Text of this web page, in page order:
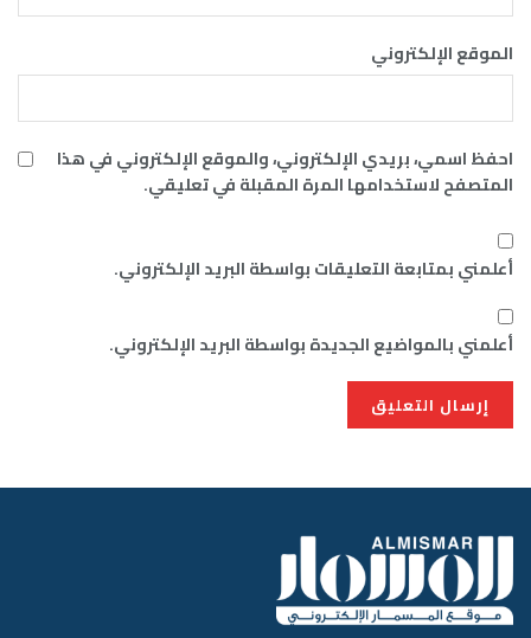
الموقع الإلكتروني
احفظ اسمي، بريدي الإلكتروني، والموقع الإلكتروني في هذا
المتصفح لاستخدامها المرة المقبلة في تعليقي.
أعلمني بمتابعة التعليقات بواسطة البريد الإلكتروني.
أعلمني بالمواضيع الجديدة بواسطة البريد الإلكتروني.